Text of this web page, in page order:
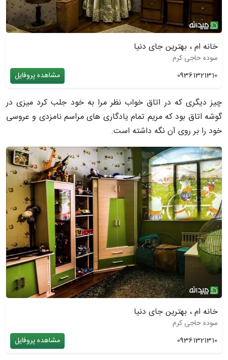
خانه ام ، بهترین جای دنیا
سوده حاجی کرم
09361321310
مشاهده پروفایل
چیز دیگری که در اتاق خواب نظر مرا به خود جلب کرد میزی در
گوشه اتاق بود که مریم تمام یادگاری های مراسم نامزدی و عروسی
خود را بر روی آن نگه داشته است.
خانه ام ، بهترین جای دنیا
سوده حاجی کرم
09361321310
مشاهده پروفایل